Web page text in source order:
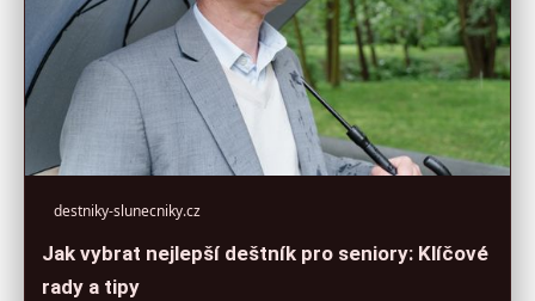
destniky-slunecniky.cz
Jak vybrat nejlepší deštník pro seniory: Klíčové
rady a tipy